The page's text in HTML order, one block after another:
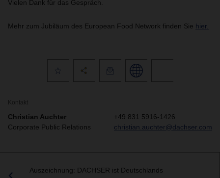
Vielen Dank für das Gespräch.
Mehr zum Jubiläum des European Food Network finden Sie hier.
Kontakt
Christian Auchter
Corporate Public Relations
+49 831 5916-1426
christian.auchter@dachser.com
Auszeichnung: DACHSER ist Deutschlands